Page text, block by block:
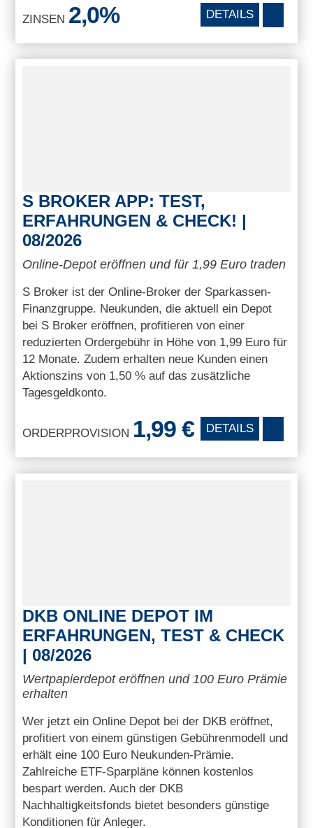
ZINSEN 2,0% DETAILS
S BROKER APP: TEST,
ERFAHRUNGEN & CHECK! |
08/2026
Online-Depot eröffnen und für 1,99 Euro traden
S Broker ist der Online-Broker der Sparkassen-
Finanzgruppe. Neukunden, die aktuell ein Depot
bei S Broker eröffnen, profitieren von einer
reduzierten Ordergebühr in Höhe von 1,99 Euro für
12 Monate. Zudem erhalten neue Kunden einen
Aktionszins von 1,50 % auf das zusätzliche
Tagesgeldkonto.
ORDERPROVISION 1,99 € DETAILS
DKB ONLINE DEPOT IM
ERFAHRUNGEN, TEST & CHECK
| 08/2026
Wertpapierdepot eröffnen und 100 Euro Prämie
erhalten
Wer jetzt ein Online Depot bei der DKB eröffnet,
profitiert von einem günstigen Gebührenmodell und
erhält eine 100 Euro Neukunden-Prämie.
Zahlreiche ETF-Sparpläne können kostenlos
bespart werden. Auch der DKB
Nachhaltigkeitsfonds bietet besonders günstige
Konditionen für Anleger.